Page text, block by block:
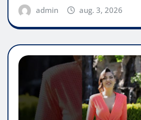
admin aug. 3, 2026